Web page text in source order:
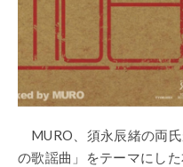
MURO、須永辰緒の両
の歌謡曲」をテーマにし